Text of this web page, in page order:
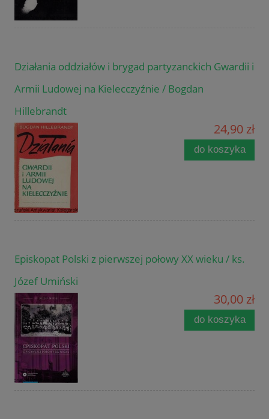
Działania oddziałów i brygad partyzanckich Gwardii i
Armii Ludowej na Kielecczyźnie / Bogdan
Hillebrandt
24,90 zł
do koszyka
Episkopat Polski z pierwszej połowy XX wieku / ks.
Józef Umiński
30,00 zł
do koszyka